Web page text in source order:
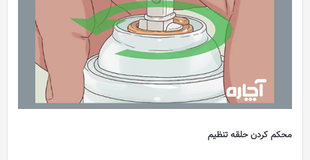
محکم کردن حلقه تنظیم